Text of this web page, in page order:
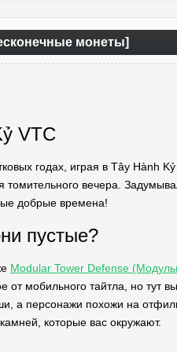
монеты]
VTC
годах, играя в Tây Hành
томительного вечера.
добрые времена!
пустые?
Modular Tower Defense
мобильного тайтла, но тут
а персонажи похожи на
которые вас окружают.